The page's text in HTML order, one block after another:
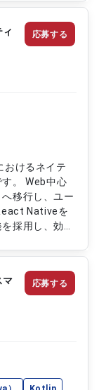
よびタスク調
管理 ・クラ
整 ・開発進
および改善
おけるネイテ
。 Web中心
移行し、ユー
Nativeを
採用し、効率
す。 既存シ
応いただく可能
件定義から
業務 ・既存
応 ・アプリ
に応じて）
応募する
マ
応募する